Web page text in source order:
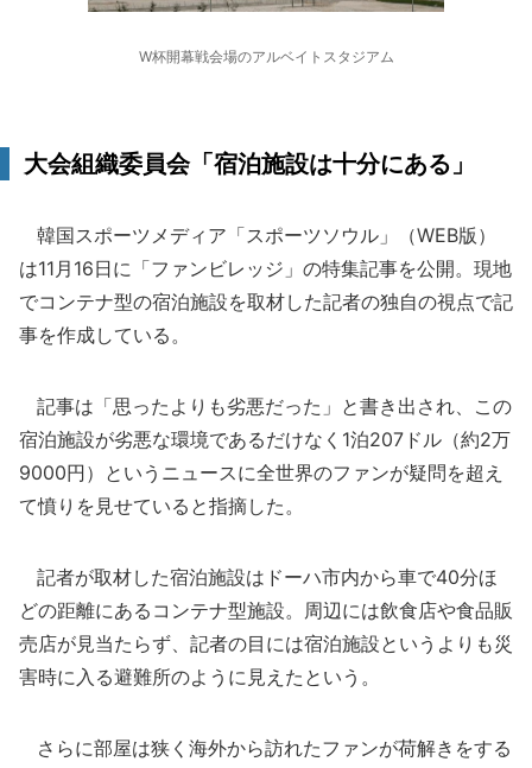
W杯開幕戦会場のアルベイトスタジアム
大会組織委員会「宿泊施設は十分にある」
韓国スポーツメディア「スポーツソウル」（WEB版）
は11月16日に「ファンビレッジ」の特集記事を公開。現地
でコンテナ型の宿泊施設を取材した記者の独自の視点で記
事を作成している。
記事は「思ったよりも劣悪だった」と書き出され、この
宿泊施設が劣悪な環境であるだけなく1泊207ドル（約2万
9000円）というニュースに全世界のファンが疑問を超え
て憤りを見せていると指摘した。
記者が取材した宿泊施設はドーハ市内から車で40分ほ
どの距離にあるコンテナ型施設。周辺には飲食店や食品販
売店が見当たらず、記者の目には宿泊施設というよりも災
害時に入る避難所のように見えたという。
さらに部屋は狭く海外から訪れたファンが荷解きをする